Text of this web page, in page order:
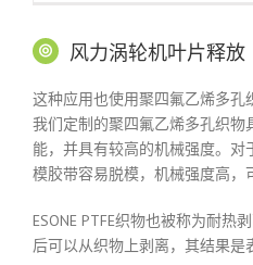
风力涡轮机叶片释放
这种应用也使用聚四氟乙烯多孔
我们定制的聚四氟乙烯多孔织物
能，并具有较高的机械强度。
模胶带容易脱模，机械强度高，
ESONE PTFE织物也被称为耐热
后可以从织物上剥离，其结果是